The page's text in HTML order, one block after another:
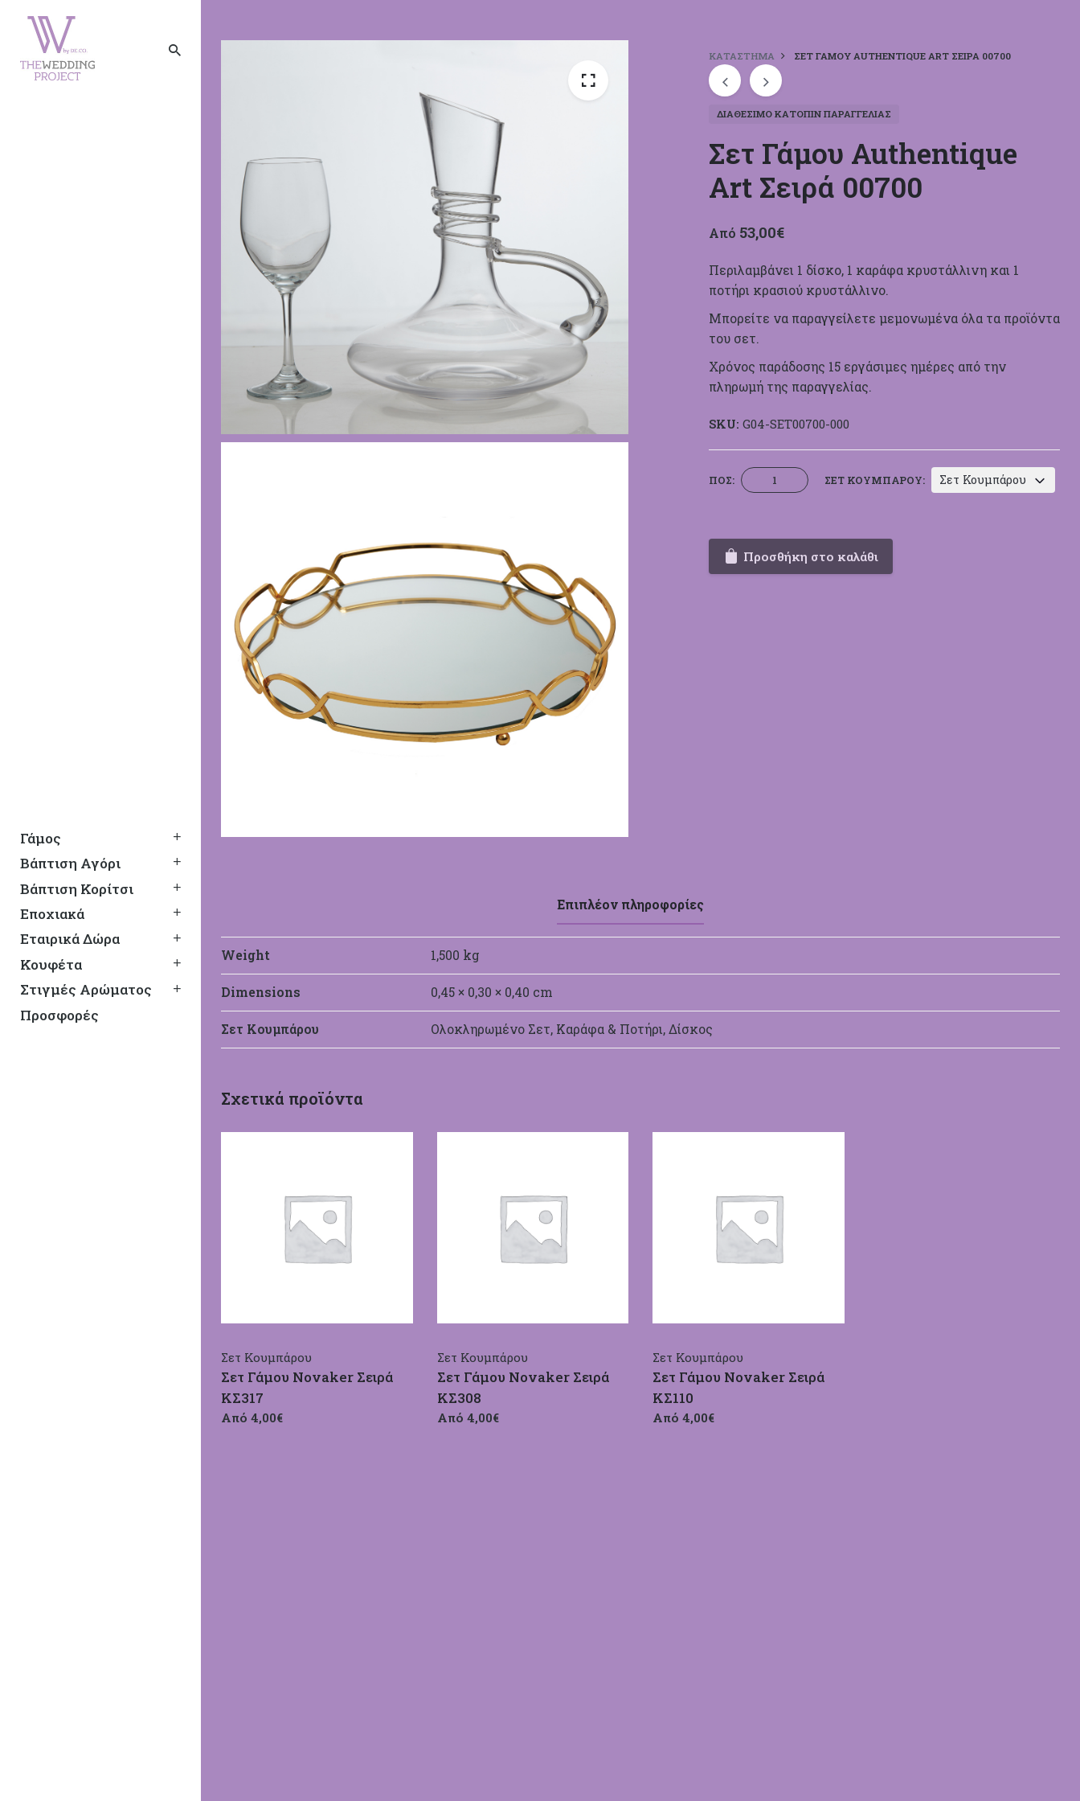
Γάμος
Βάπτιση Αγόρι
Βάπτιση Κορίτσι
Εποχιακά
Εταιρικά Δώρα
Κουφέτα
Στιγμές Αρώματος
Προσφορές
ΚΑΤΆΣΤΗΜΑ ΣΕΤ ΓΆΜΟΥ AUTHENTIQUE ART ΣΕΙΡΆ 00700
ΔΙΑΘΈΣΙΜΟ ΚΑΤΌΠΙΝ ΠΑΡΑΓΓΕΛΊΑΣ
Σετ Γάμου Authentique
Art Σειρά 00700
Από 53,00€
Περιλαμβάνει 1 δίσκο, 1 καράφα κρυστάλλινη και 1
ποτήρι κρασιού κρυστάλλινο.
Μπορείτε να παραγγείλετε μεμονωμένα όλα τα προϊόντα
του σετ.
Χρόνος παράδοσης 15 εργάσιμες ημέρες από την
πληρωμή της παραγγελίας.
SKU: G04-SET00700-000
ΠΟΣ: Σετ
Γάμου
Art
Σειρά
00700
ΣΕΤ ΚΟΥΜΠΆΡΟΥ: Σετ Κουμπάρου
Προσθήκη στο καλάθι
Επιπλέον πληροφορίες
Weight 1,500 kg
Dimensions 0,45 × 0,30 × 0,40 cm
Σετ Κουμπάρου Ολοκληρωμένο Σετ, Καράφα & Ποτήρι, Δίσκος
Σχετικά προϊόντα
Σετ Κουμπάρου
Σετ Γάμου Novaker Σειρά
ΚΣ317
Από 4,00€
Σετ Κουμπάρου
Σετ Γάμου Novaker Σειρά
ΚΣ308
Από 4,00€
Σετ Κουμπάρου
Σετ Γάμου Novaker Σειρά
ΚΣ110
Από 4,00€